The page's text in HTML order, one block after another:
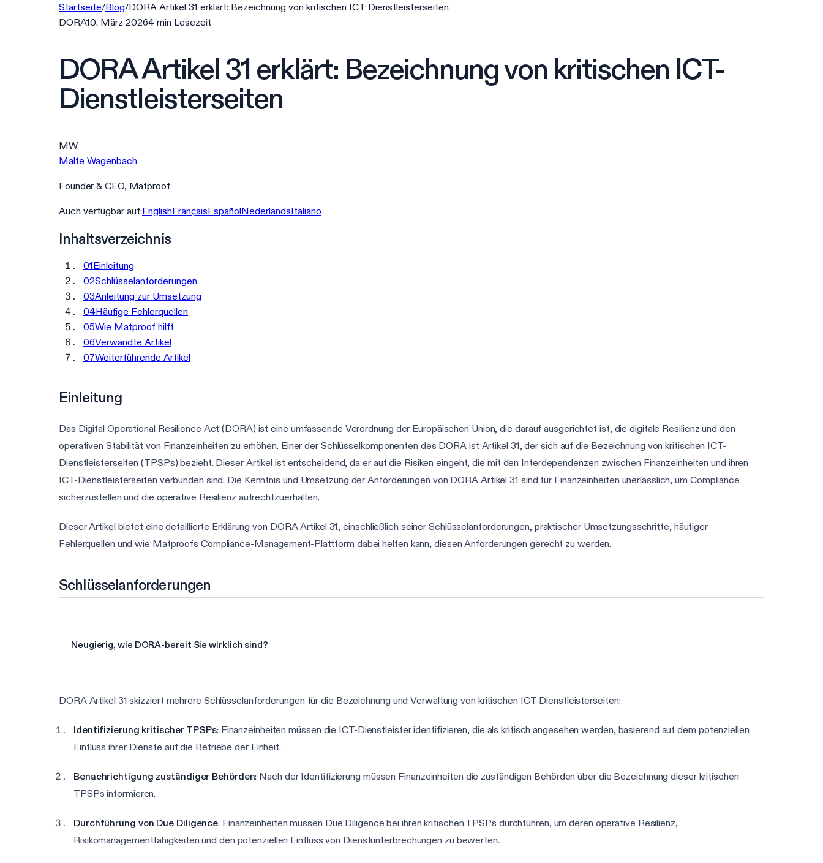
Startseite/Blog/DORA Artikel 31 erklärt: Bezeichnung von kritischen ICT-Dienstleisterseiten
DORA10. März 20264 min Lesezeit
DORA Artikel 31 erklärt: Bezeichnung von kritischen ICT-
Dienstleisterseiten
MW
Malte Wagenbach
Founder & CEO, Matproof
Auch verfügbar auf:EnglishFrançaisEspañolNederlandsItaliano
Inhaltsverzeichnis
01Einleitung
02Schlüsselanforderungen
03Anleitung zur Umsetzung
04Häufige Fehlerquellen
05Wie Matproof hilft
06Verwandte Artikel
07Weiterführende Artikel
Einleitung
Das Digital Operational Resilience Act (DORA) ist eine umfassende Verordnung der Europäischen Union, die darauf ausgerichtet ist, die digitale Resilienz und den
operativen Stabilität von Finanzeinheiten zu erhöhen. Einer der Schlüsselkomponenten des DORA ist Artikel 31, der sich auf die Bezeichnung von kritischen ICT-
Dienstleisterseiten (TPSPs) bezieht. Dieser Artikel ist entscheidend, da er auf die Risiken eingeht, die mit den Interdependenzen zwischen Finanzeinheiten und ihren
ICT-Dienstleisterseiten verbunden sind. Die Kenntnis und Umsetzung der Anforderungen von DORA Artikel 31 sind für Finanzeinheiten unerlässlich, um Compliance
sicherzustellen und die operative Resilienz aufrechtzuerhalten.
Dieser Artikel bietet eine detaillierte Erklärung von DORA Artikel 31, einschließlich seiner Schlüsselanforderungen, praktischer Umsetzungsschritte, häufiger
Fehlerquellen und wie Matproofs Compliance-Management-Plattform dabei helfen kann, diesen Anforderungen gerecht zu werden.
Schlüsselanforderungen
Neugierig, wie DORA-bereit Sie wirklich sind?
DORA Artikel 31 skizziert mehrere Schlüsselanforderungen für die Bezeichnung und Verwaltung von kritischen ICT-Dienstleisterseiten:
Identifizierung kritischer TPSPs: Finanzeinheiten müssen die ICT-Dienstleister identifizieren, die als kritisch angesehen werden, basierend auf dem potenziellen
Einfluss ihrer Dienste auf die Betriebe der Einheit.
Benachrichtigung zuständiger Behörden: Nach der Identifizierung müssen Finanzeinheiten die zuständigen Behörden über die Bezeichnung dieser kritischen
TPSPs informieren.
Durchführung von Due Diligence: Finanzeinheiten müssen Due Diligence bei ihren kritischen TPSPs durchführen, um deren operative Resilienz,
Risikomanagementfähigkeiten und den potenziellen Einfluss von Dienstunterbrechungen zu bewerten.